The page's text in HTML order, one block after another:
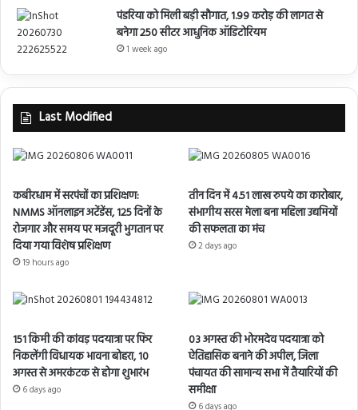
पंडरिया को मिली बड़ी सौगात, 1.99 करोड़ की लागत से
बनेगा 250 सीटर आधुनिक ऑडिटोरियम
1 week ago
Last Modified
कबीरधाम में सरपंचों का प्रशिक्षण:
NMMS ऑनलाइन अटेंडेंस, 125 दिनों के
रोजगार और समय पर मजदूरी भुगतान पर
दिया गया विशेष प्रशिक्षण
19 hours ago
तीन दिन में 4.51 लाख रुपये का कारोबार,
संभागीय सरस मेला बना महिला उद्यमियों
की सफलता का मंच
2 days ago
151 किमी की कांवड़ पदयात्रा पर फिर
निकलेंगी विधायक भावना बोहरा, 10
अगस्त से अमरकंटक से होगा शुभारंभ
6 days ago
03 अगस्त की भोरमदेव पदयात्रा को
ऐतिहासिक बनाने की अपील, जिला
पंचायत की सामान्य सभा में तैयारियों की
समीक्षा
6 days ago